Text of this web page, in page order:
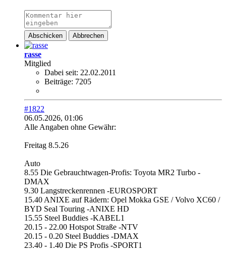
Abschicken Abbrechen
rasse
Mitglied
Dabei seit: 22.02.2011
Beiträge: 7205
#1822
06.05.2026, 01:06
Alle Angaben ohne Gewähr:
Freitag 8.5.26
Auto
8.55 Die Gebrauchtwagen-Profis: Toyota MR2 Turbo -
DMAX
9.30 Langstreckenrennen -EUROSPORT
15.40 ANIXE auf Rädern: Opel Mokka GSE / Volvo XC60 /
BYD Seal Touring -ANIXE HD
15.55 Steel Buddies -KABEL1
20.15 - 22.00 Hotspot Straße -NTV
20.15 - 0.20 Steel Buddies -DMAX
23.40 - 1.40 Die PS Profis -SPORT1